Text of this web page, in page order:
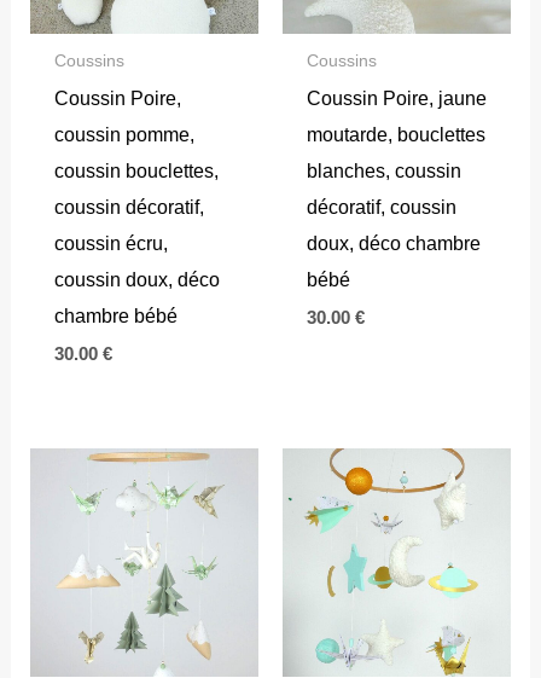
Coussins
Coussin Poire,
coussin pomme,
coussin bouclettes,
coussin décoratif,
coussin écru,
coussin doux, déco
chambre bébé
30.00 €
Coussins
Coussin Poire, jaune
moutarde, bouclettes
blanches, coussin
décoratif, coussin
doux, déco chambre
bébé
30.00 €